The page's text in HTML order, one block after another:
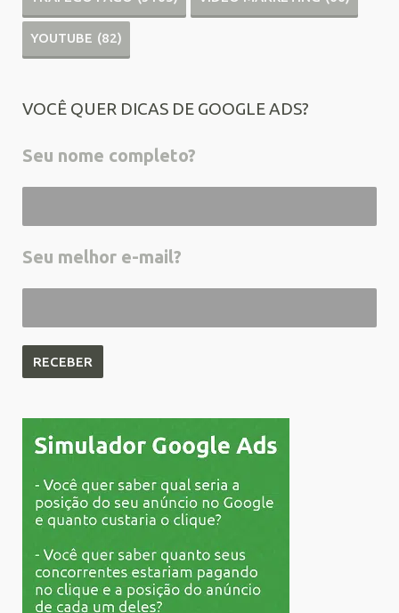
YOUTUBE (82)
VOCÊ QUER DICAS DE GOOGLE ADS?
Seu nome completo?
Seu melhor e-mail?